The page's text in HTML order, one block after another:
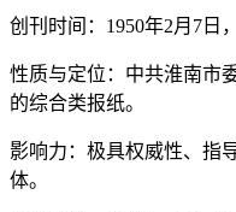
创刊时间：1950年2月7日
性质与定位：中共淮南市
的综合类报纸。
影响力：极具权威性、指
体。